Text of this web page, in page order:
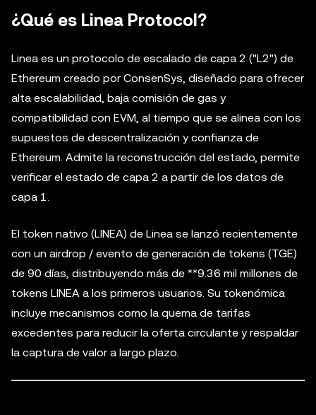
¿Qué es Linea Protocol?
Linea es un protocolo de escalado de capa 2 ("L2") de
Ethereum creado por ConsenSys, diseñado para ofrecer
alta escalabilidad, baja comisión de gas y
compatibilidad con EVM, al tiempo que se alinea con los
supuestos de descentralización y confianza de
Ethereum. Admite la reconstrucción del estado, permite
verificar el estado de capa 2 a partir de los datos de
capa 1.
El token nativo (LINEA) de Linea se lanzó recientemente
con un airdrop / evento de generación de tokens (TGE)
de 90 días, distribuyendo más de **9.36 mil millones de
tokens LINEA a los primeros usuarios. Su tokenómica
incluye mecanismos como la quema de tarifas
excedentes para reducir la oferta circulante y respaldar
la captura de valor a largo plazo.